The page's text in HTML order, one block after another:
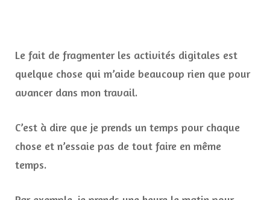
Le fait de fragmenter les activités digitales est
quelque chose qui m’aide beaucoup rien que pour
avancer dans mon travail.
C’est à dire que je prends un temps pour chaque
chose et n’essaie pas de tout faire en même
temps.